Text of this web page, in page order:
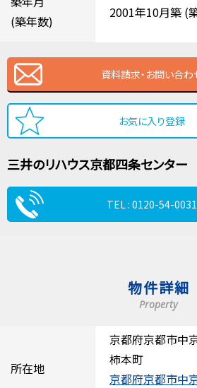
(築年数)
2001年10月築 (
資料請求・お問い合わ
お気に入り登録
三井のリハウス京都四条センター
TEL : 0120-54-0031
物件詳細
Property
所在地
京都府京都市中
柿本町
京都府京都市中